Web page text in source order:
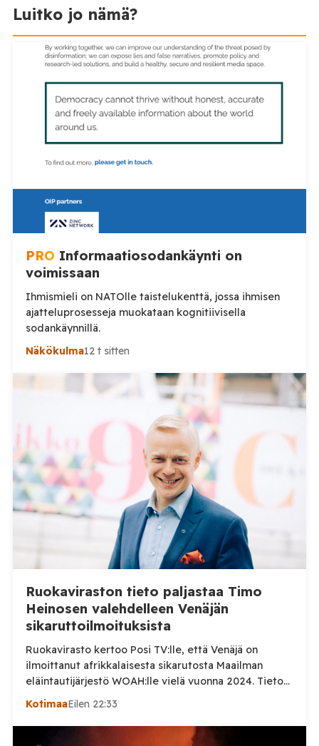
Luitko jo nämä?
PRO Informaatiosodankäynti on
voimissaan
Ihmismieli on NATOlle taistelukenttä, jossa ihmisen
ajatteluprosesseja muokataan kognitiivisella
sodankäynnillä.
Näkökulma12 t sitten
Ruokaviraston tieto paljastaa Timo
Heinosen valehdelleen Venäjän
sikaruttoilmoituksista
Ruokavirasto kertoo Posi TV:lle, että Venäjä on
ilmoittanut afrikkalaisesta sikarutosta Maailman
eläintautijärjestö WOAH:lle vielä vuonna 2024. Tieto
haastaa kokoomuksen kansanedustaja Timo Heinosen
sikaruttoilmoituksista. Suomi on puolestaan
KotimaaEilen 22:33